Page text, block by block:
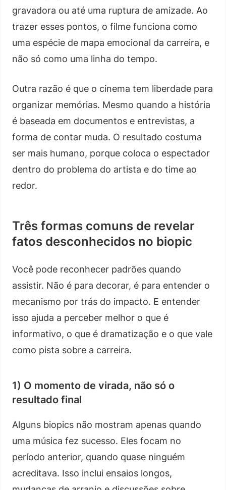
gravadora ou até uma ruptura de amizade. Ao
trazer esses pontos, o filme funciona como
uma espécie de mapa emocional da carreira, e
não só como uma linha do tempo.
Outra razão é que o cinema tem liberdade para
organizar memórias. Mesmo quando a história
é baseada em documentos e entrevistas, a
forma de contar muda. O resultado costuma
ser mais humano, porque coloca o espectador
dentro do problema do artista e do time ao
redor.
Três formas comuns de revelar
fatos desconhecidos no biopic
Você pode reconhecer padrões quando
assistir. Não é para decorar, é para entender o
mecanismo por trás do impacto. E entender
isso ajuda a perceber melhor o que é
informativo, o que é dramatização e o que vale
como pista sobre a carreira.
1) O momento de virada, não só o
resultado final
Alguns biopics não mostram apenas quando
uma música fez sucesso. Eles focam no
período anterior, quando quase ninguém
acreditava. Isso inclui ensaios longos,